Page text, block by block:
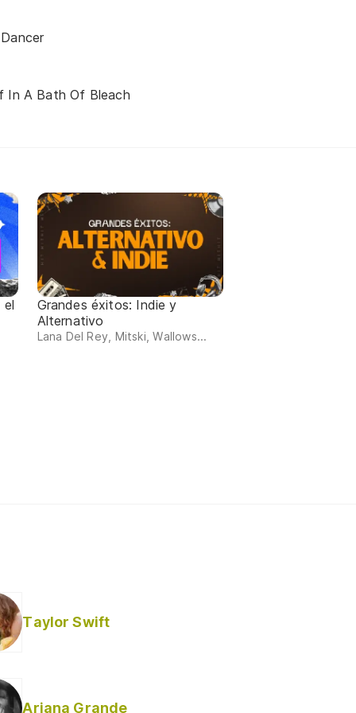
In A Bath Of Bleach
el
Grandes éxitos: Indie y
Alternativo
Lana Del Rey, Mitski, Wallows...
Taylor Swift
Ariana Grande